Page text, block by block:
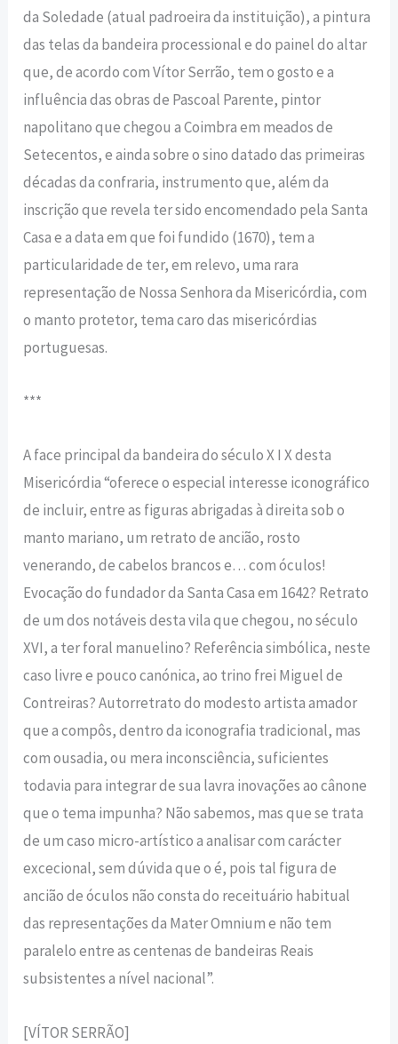
da Soledade (atual padroeira da instituição), a pintura
das telas da bandeira processional e do painel do altar
que, de acordo com Vítor Serrão, tem o gosto e a
influência das obras de Pascoal Parente, pintor
napolitano que chegou a Coimbra em meados de
Setecentos, e ainda sobre o sino datado das primeiras
décadas da confraria, instrumento que, além da
inscrição que revela ter sido encomendado pela Santa
Casa e a data em que foi fundido (1670), tem a
particularidade de ter, em relevo, uma rara
representação de Nossa Senhora da Misericórdia, com
o manto protetor, tema caro das misericórdias
portuguesas.
***
A face principal da bandeira do século X I X desta
Misericórdia “oferece o especial interesse iconográfico
de incluir, entre as figuras abrigadas à direita sob o
manto mariano, um retrato de ancião, rosto
venerando, de cabelos brancos e… com óculos!
Evocação do fundador da Santa Casa em 1642? Retrato
de um dos notáveis desta vila que chegou, no século
XVI, a ter foral manuelino? Referência simbólica, neste
caso livre e pouco canónica, ao trino frei Miguel de
Contreiras? Autorretrato do modesto artista amador
que a compôs, dentro da iconografia tradicional, mas
com ousadia, ou mera inconsciência, suficientes
todavia para integrar de sua lavra inovações ao cânone
que o tema impunha? Não sabemos, mas que se trata
de um caso micro-artístico a analisar com carácter
excecional, sem dúvida que o é, pois tal figura de
ancião de óculos não consta do receituário habitual
das representações da Mater Omnium e não tem
paralelo entre as centenas de bandeiras Reais
subsistentes a nível nacional”.
[VÍTOR SERRÃO]